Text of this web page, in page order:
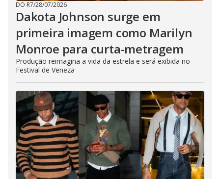
DO R7/28/07/2026
Dakota Johnson surge em
primeira imagem como Marilyn
Monroe para curta-metragem
Produção reimagina a vida da estrela e será exibida no
Festival de Veneza